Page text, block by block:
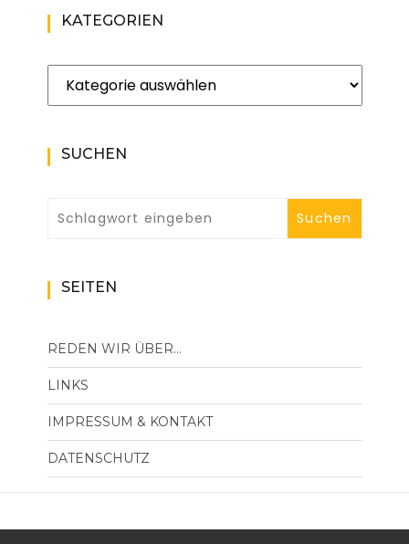
KATEGORIEN
Kategorien
SUCHEN
SEITEN
REDEN WIR ÜBER…
LINKS
IMPRESSUM & KONTAKT
DATENSCHUTZ